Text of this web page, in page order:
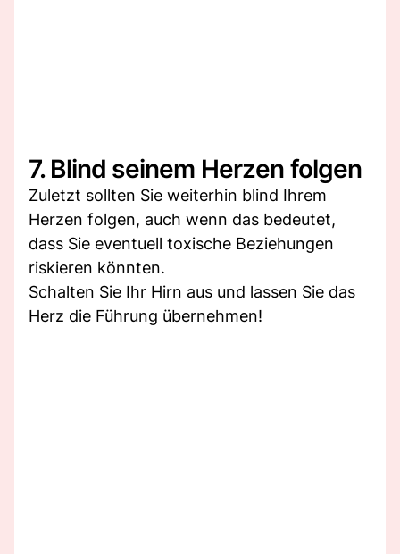
7. Blind seinem Herzen folgen
Zuletzt sollten Sie weiterhin blind Ihrem
Herzen folgen, auch wenn das bedeutet,
dass Sie eventuell toxische Beziehungen
riskieren könnten.
Schalten Sie Ihr Hirn aus und lassen Sie das
Herz die Führung übernehmen!